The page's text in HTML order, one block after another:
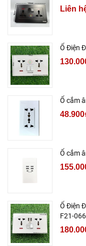
Liên
Ổ Điện
Ổ cắm
Ổ cắm
Ổ Điện
F21-066